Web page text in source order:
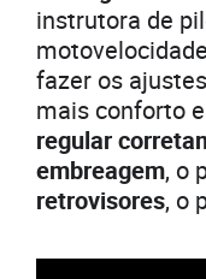
instrutora de
motovelocidade
fazer os
mais conforto
regular
embreagem, o
retrovisores, o